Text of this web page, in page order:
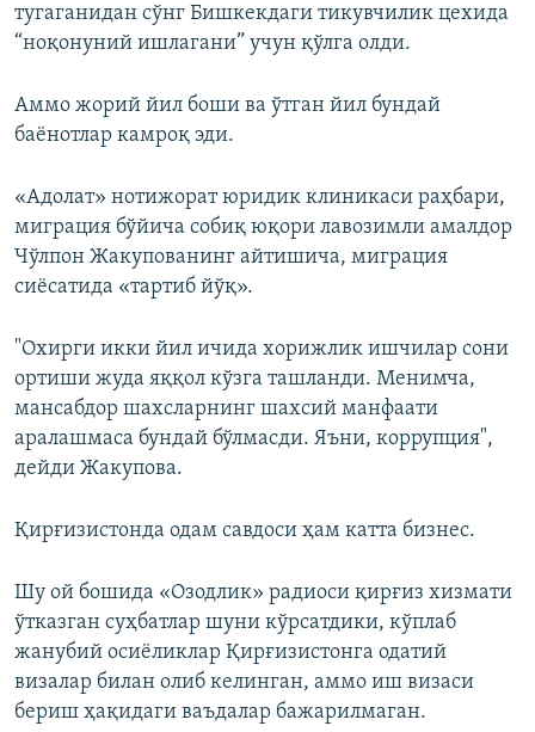
тугаганидан сўнг Бишкекдаги тикувчилик цехида
“ноқонуний ишлагани” учун қўлга олди.
Аммо жорий йил боши ва ўтган йил бундай
баёнотлар камроқ эди.
«Адолат» нотижорат юридик клиникаси раҳбари,
миграция бўйича собиқ юқори лавозимли амалдор
Чўлпон Жакупованинг айтишича, миграция
сиёсатида «тартиб йўқ».
"Охирги икки йил ичида хорижлик ишчилар сони
ортиши жуда яққол кўзга ташланди. Менимча,
мансабдор шахсларнинг шахсий манфаати
аралашмаса бундай бўлмасди. Яъни, коррупция",
дейди Жакупова.
Қирғизистонда одам савдоси ҳам катта бизнес.
Шу ой бошида «Озодлик» радиоси қирғиз хизмати
ўтказган суҳбатлар шуни кўрсатдики, кўплаб
жанубий осиёликлар Қирғизистонга одатий
визалар билан олиб келинган, аммо иш визаси
бериш ҳақидаги ваъдалар бажарилмаган.